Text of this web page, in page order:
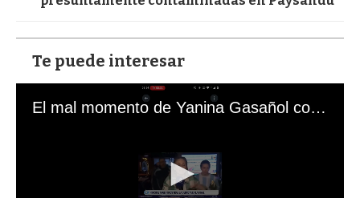
Te puede interesar
El mal momento de Yanina Gasañol con un hincha argentino en "Subrayado"